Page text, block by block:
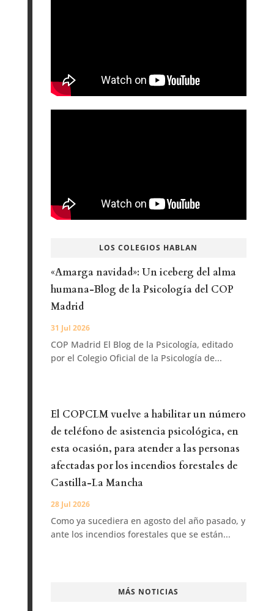
LOS COLEGIOS HABLAN
«Amarga navidad»: Un iceberg del alma
humana-Blog de la Psicología del COP
Madrid
31 Jul 2026
COP Madrid El Blog de la Psicología, editado
por el Colegio Oficial de la Psicología de...
El COPCLM vuelve a habilitar un número
de teléfono de asistencia psicológica, en
esta ocasión, para atender a las personas
afectadas por los incendios forestales de
Castilla-La Mancha
28 Jul 2026
Como ya sucediera en agosto del año pasado, y
ante los incendios forestales que se están...
MÁS NOTICIAS